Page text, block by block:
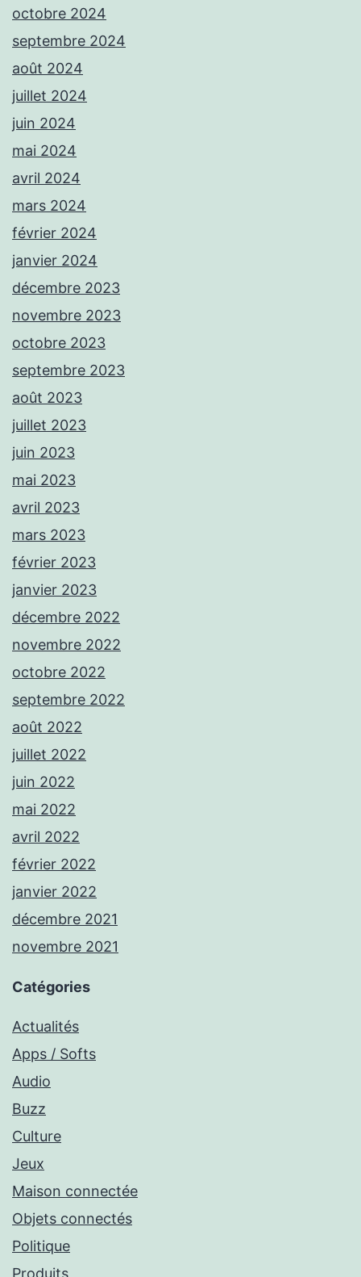
octobre 2024
septembre 2024
août 2024
juillet 2024
juin 2024
mai 2024
avril 2024
mars 2024
février 2024
janvier 2024
décembre 2023
novembre 2023
octobre 2023
septembre 2023
août 2023
juillet 2023
juin 2023
mai 2023
avril 2023
mars 2023
février 2023
janvier 2023
décembre 2022
novembre 2022
octobre 2022
septembre 2022
août 2022
juillet 2022
juin 2022
mai 2022
avril 2022
février 2022
janvier 2022
décembre 2021
novembre 2021
Catégories
Actualités
Apps / Softs
Audio
Buzz
Culture
Jeux
Maison connectée
Objets connectés
Politique
Produits